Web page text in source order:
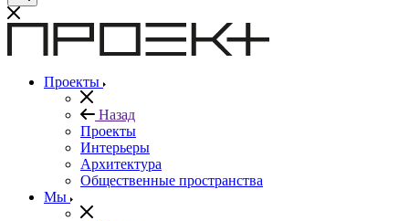
Проекты
Назад
Проекты
Интерьеры
Архитектура
Общественные пространства
Мы